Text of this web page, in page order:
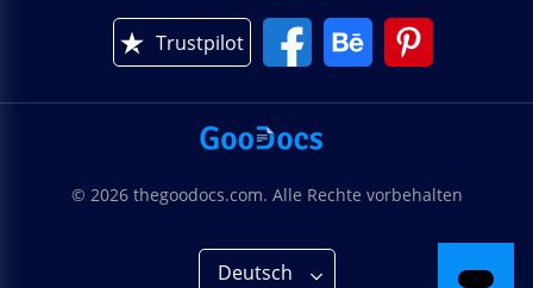
Trustpilot
© 2026 thegoodocs.com. Alle Rechte vorbehalten
Deutsch